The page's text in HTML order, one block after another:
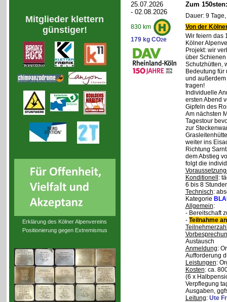
Mitglieder klettern
günstiger!
Erklärung des Kölner Alpenvereins
Positionierung gegen Extremismus
25.07.2026
- 02.08.2026
830 km
179 kg CO2e
Zum
Dauer: 9
Von der
Wir feiern das
Kölner
Projekt: wir
über
Schutzhütten,
Bedeutung
und
tragen!
Individuelle
ersten Abend
Gipfeln des
Am nächsten
Tagestour
zur
weiter ins
Richtung
dem Abstieg
folgt die
Konditionell :
6 bis 8
Technisch:
Kategorie
Allgemein:
- Bereitschaft
- Teilnahme
Austausch
Anmeldung:
Aufforderung
Leistungen:
Kosten: ca.
(6 x
Verpflegung
Ausgaben,
Leitung: Ute